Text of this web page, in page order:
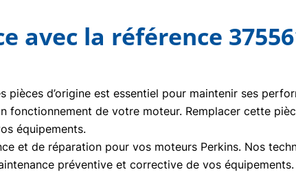
avec la référence
d’origine est essentiel pour maintenir ses
fonctionnement de votre moteur. Remplacer cette
équipements.
et de réparation pour vos moteurs Perkins. Nos
préventive et corrective de vos équipements.